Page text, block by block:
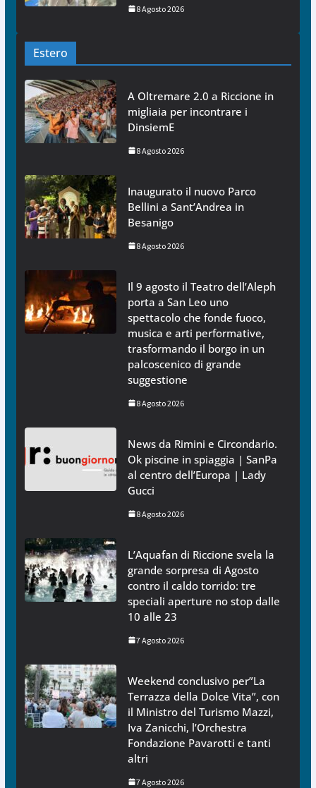
8 Agosto 2026
Estero
A Oltremare 2.0 a Riccione in
migliaia per incontrare i
DinsiemE
8 Agosto 2026
Inaugurato il nuovo Parco
Bellini a Sant’Andrea in
Besanigo
8 Agosto 2026
Il 9 agosto il Teatro dell’Aleph
porta a San Leo uno
spettacolo che fonde fuoco,
musica e arti performative,
trasformando il borgo in un
palcoscenico di grande
suggestione
8 Agosto 2026
News da Rimini e Circondario.
Ok piscine in spiaggia | SanPa
al centro dell’Europa | Lady
Gucci
8 Agosto 2026
L’Aquafan di Riccione svela la
grande sorpresa di Agosto
contro il caldo torrido: tre
speciali aperture no stop dalle
10 alle 23
7 Agosto 2026
Weekend conclusivo per”La
Terrazza della Dolce Vita”, con
il Ministro del Turismo Mazzi,
Iva Zanicchi, l’Orchestra
Fondazione Pavarotti e tanti
altri
7 Agosto 2026